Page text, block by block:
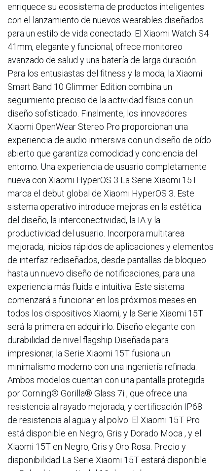
enriquece su ecosistema de productos inteligentes
con el lanzamiento de nuevos wearables diseñados
para un estilo de vida conectado. El Xiaomi Watch S4
41mm, elegante y funcional, ofrece monitoreo
avanzado de salud y una batería de larga duración.
Para los entusiastas del fitness y la moda, la Xiaomi
Smart Band 10 Glimmer Edition combina un
seguimiento preciso de la actividad física con un
diseño sofisticado. Finalmente, los innovadores
Xiaomi OpenWear Stereo Pro proporcionan una
experiencia de audio inmersiva con un diseño de oído
abierto que garantiza comodidad y conciencia del
entorno. Una experiencia de usuario completamente
nueva con Xiaomi HyperOS 3 La Serie Xiaomi 15T
marca el debut global de Xiaomi HyperOS 3. Este
sistema operativo introduce mejoras en la estética
del diseño, la interconectividad, la IA y la
productividad del usuario. Incorpora multitarea
mejorada, inicios rápidos de aplicaciones y elementos
de interfaz rediseñados, desde pantallas de bloqueo
hasta un nuevo diseño de notificaciones, para una
experiencia más fluida e intuitiva. Este sistema
comenzará a funcionar en los próximos meses en
todos los dispositivos Xiaomi, y la Serie Xiaomi 15T
será la primera en adquirirlo. Diseño elegante con
durabilidad de nivel flagship Diseñada para
impresionar, la Serie Xiaomi 15T fusiona un
minimalismo moderno con una ingeniería refinada.
Ambos modelos cuentan con una pantalla protegida
por Corning® Gorilla® Glass 7i , que ofrece una
resistencia al rayado mejorada, y certificación IP68
de resistencia al agua y al polvo. El Xiaomi 15T Pro
está disponible en Negro, Gris y Dorado Moca , y el
Xiaomi 15T en Negro, Gris y Oro Rosa. Precio y
disponibilidad La Serie Xiaomi 15T estará disponible